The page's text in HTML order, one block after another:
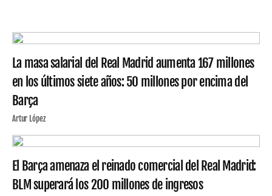
La masa salarial del Real Madrid aumenta 167 millones
en los últimos siete años: 50 millones por encima del
Barça
Artur López
El Barça amenaza el reinado comercial del Real Madrid:
BLM superará los 200 millones de ingresos